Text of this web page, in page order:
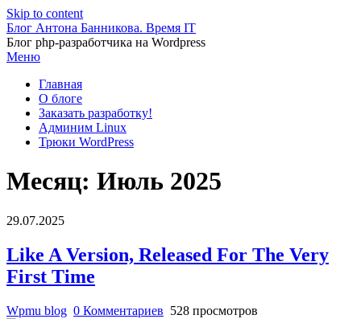
Skip to content
Блог Антона Банникова. Время IT
Блог php-разработчика на Wordpress
Меню
Главная
О блоге
Заказать разработку!
Админим Linux
Трюки WordPress
Месяц: Июль 2025
29.07.2025
Like A Version, Released For The Very
First Time
Wpmu blog 0 Комментариев 528 просмотров